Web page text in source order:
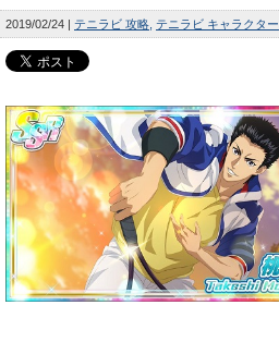
2019/02/24 テニラビ 攻略 テニラビ キャラクター